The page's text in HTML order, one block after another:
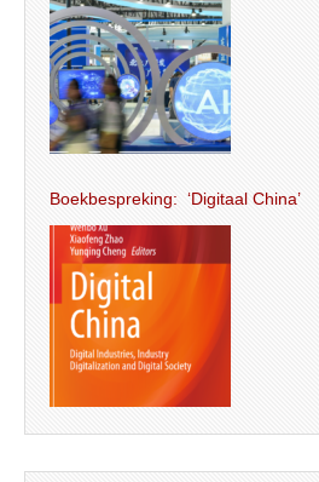
Boekbespreking: ‘Digitaal China’